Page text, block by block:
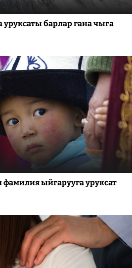
барлар гана чыга
ыйгарууга уруксат